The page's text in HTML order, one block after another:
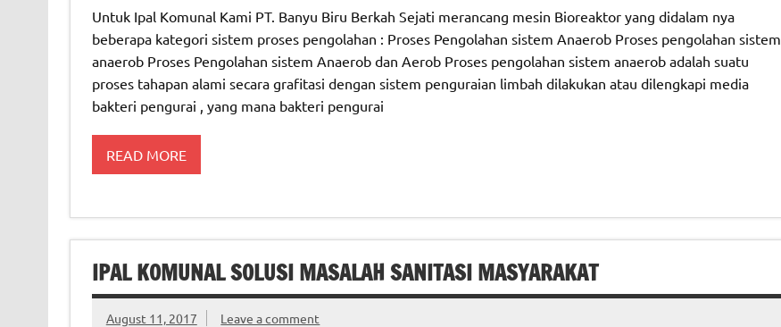
Untuk Ipal Komunal Kami PT. Banyu Biru Berkah Sejati merancang mesin Bioreaktor yang didalam nya
beberapa kategori sistem proses pengolahan : Proses Pengolahan sistem Anaerob Proses pengolahan sistem
anaerob Proses Pengolahan sistem Anaerob dan Aerob Proses pengolahan sistem anaerob adalah suatu
proses tahapan alami secara grafitasi dengan sistem penguraian limbah dilakukan atau dilengkapi media
bakteri pengurai , yang mana bakteri pengurai
READ MORE
IPAL KOMUNAL SOLUSI MASALAH SANITASI MASYARAKAT
August 11, 2017 Leave a comment